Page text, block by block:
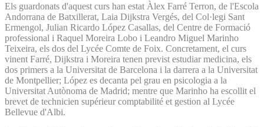
Els guardonats d'aquest curs han estat Àlex Farré Terron, de l'Escola
Andorrana de Batxillerat, Laia Dijkstra Vergés, del Col·legi Sant
Ermengol, Julian Ricardo López Casallas, del Centre de Formació
professional i Raquel Moreira Lobo i Leandro Miguel Marinho
Teixeira, els dos del Lycée Comte de Foix. Concretament, el curs
vinent Farré, Dijkstra i Moreira tenen previst estudiar medicina, els
dos primers a la Universitat de Barcelona i la darrera a la Universitat
de Montpellier; López es decanta pel grau en psicologia a la
Universitat Autònoma de Madrid; mentre que Marinho ha escollit el
brevet de technicien supérieur comptabilité et gestion al Lycée
Bellevue d'Albi.